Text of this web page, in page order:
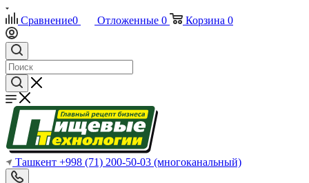
Сравнение0 Отложенные 0 Корзина 0
Ташкент +998 (71) 200-50-03 (многоканальный)